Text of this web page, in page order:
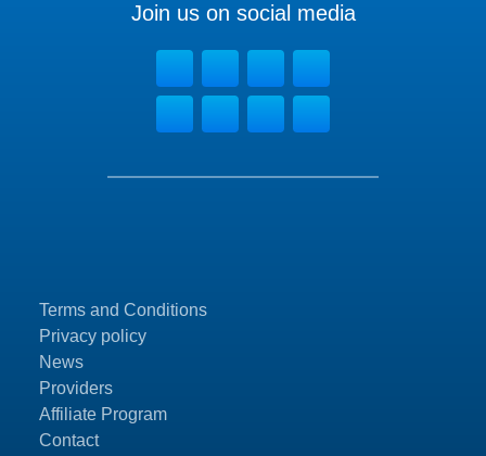
Terms and Conditions
Privacy policy
News
Providers
Affiliate Program
Contact
Join us on social media